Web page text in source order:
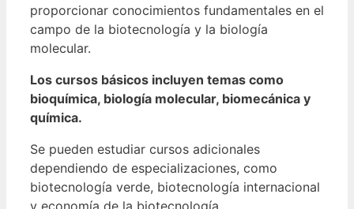
proporcionar conocimientos fundamentales en el
campo de la biotecnología y la biología
molecular.
Los cursos básicos incluyen temas como
bioquímica, biología molecular, biomecánica y
química.
Se pueden estudiar cursos adicionales
dependiendo de especializaciones, como
biotecnología verde, biotecnología internacional
y economía de la biotecnología.